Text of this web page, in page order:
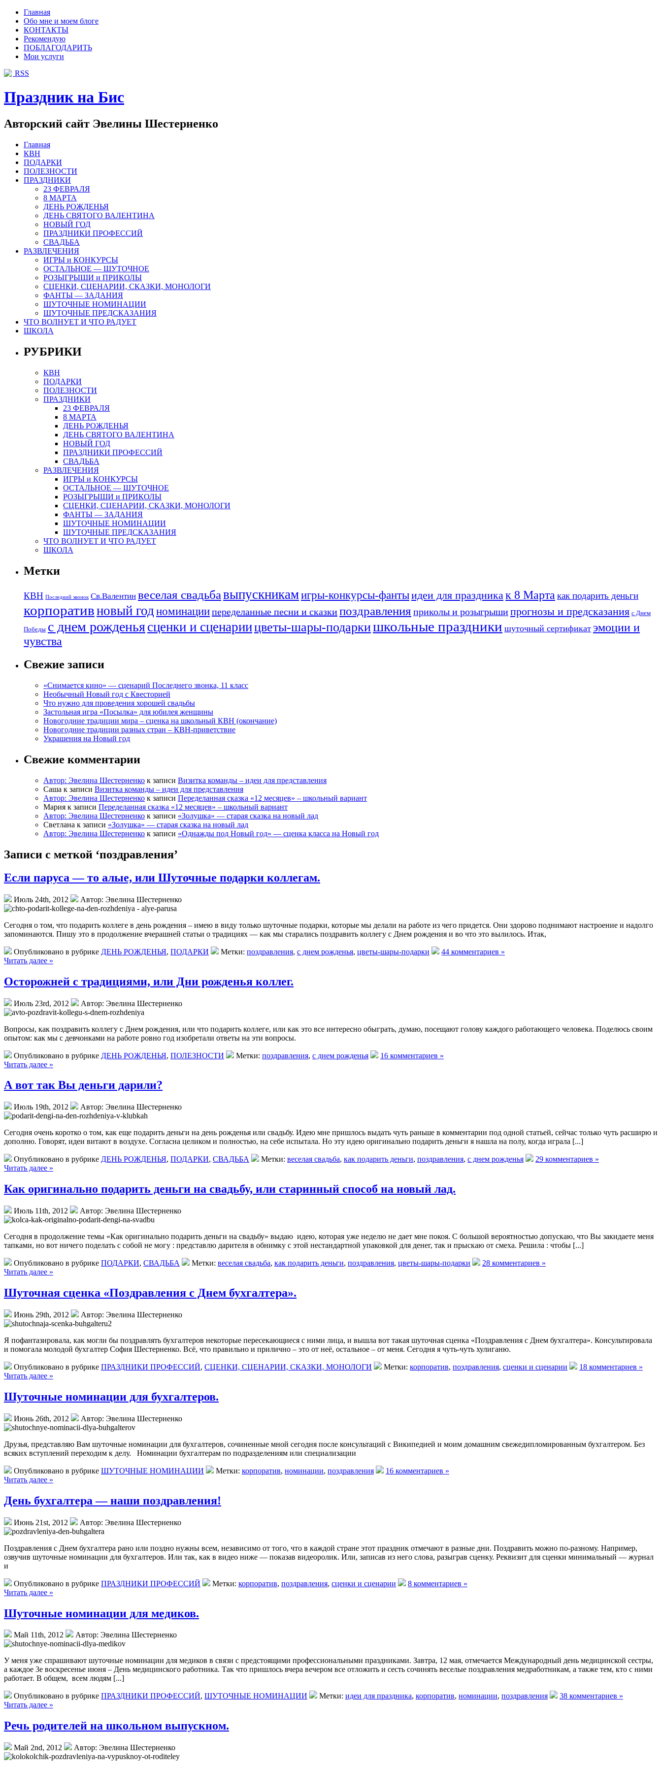
Главная
Обо мне и моем блоге
КОНТАКТЫ
Рекомендую
ПОБЛАГОДАРИТЬ
Мои услуги
RSS
Праздник на Бис
Авторский сайт Эвелины Шестерненко
Главная
КВН
ПОДАРКИ
ПОЛЕЗНОСТИ
ПРАЗДНИКИ
23 ФЕВРАЛЯ
8 МАРТА
ДЕНЬ РОЖДЕНЬЯ
ДЕНЬ СВЯТОГО ВАЛЕНТИНА
НОВЫЙ ГОД
ПРАЗДНИКИ ПРОФЕССИЙ
СВАДЬБА
РАЗВЛЕЧЕНИЯ
ИГРЫ и КОНКУРСЫ
ОСТАЛЬНОЕ — ШУТОЧНОЕ
РОЗЫГРЫШИ и ПРИКОЛЫ
СЦЕНКИ, СЦЕНАРИИ, СКАЗКИ, МОНОЛОГИ
ФАНТЫ — ЗАДАНИЯ
ШУТОЧНЫЕ НОМИНАЦИИ
ШУТОЧНЫЕ ПРЕДСКАЗАНИЯ
ЧТО ВОЛНУЕТ И ЧТО РАДУЕТ
ШКОЛА
РУБРИКИ
КВН
ПОДАРКИ
ПОЛЕЗНОСТИ
ПРАЗДНИКИ
23 ФЕВРАЛЯ
8 МАРТА
ДЕНЬ РОЖДЕНЬЯ
ДЕНЬ СВЯТОГО ВАЛЕНТИНА
НОВЫЙ ГОД
ПРАЗДНИКИ ПРОФЕССИЙ
СВАДЬБА
РАЗВЛЕЧЕНИЯ
ИГРЫ и КОНКУРСЫ
ОСТАЛЬНОЕ — ШУТОЧНОЕ
РОЗЫГРЫШИ и ПРИКОЛЫ
СЦЕНКИ, СЦЕНАРИИ, СКАЗКИ, МОНОЛОГИ
ФАНТЫ — ЗАДАНИЯ
ШУТОЧНЫЕ НОМИНАЦИИ
ШУТОЧНЫЕ ПРЕДСКАЗАНИЯ
ЧТО ВОЛНУЕТ И ЧТО РАДУЕТ
ШКОЛА
Метки
КВН Последний звонок Св.Валентин веселая свадьбавыпускникамигры-конкурсы-фантыидеи для праздникак 8 Мартакак подарить деньги
корпоративновый годноминациипеределанные песни и сказкипоздравления приколы и розыгрышипрогнозы и предсказания с Днем
Победы с днем рожденьясценки и сценариицветы-шары-подаркишкольные праздники шуточный сертификат эмоции и
чувства
Свежие записи
«Снимается кино» — сценарий Последнего звонка, 11 класс
Необычный Новый год с Квесторией
Что нужно для проведения хорошей свадьбы
Застольная игра «Посылка» для юбилея женщины
Новогодние традиции мира – сценка на школьный КВН (окончание)
Новогодние традиции разных стран – КВН-приветствие
Украшения на Новый год
Свежие комментарии
Автор: Эвелина Шестерненко к записи Визитка команды – идеи для представления
Саша к записи Визитка команды – идеи для представления
Автор: Эвелина Шестерненко к записи Переделанная сказка «12 месяцев» – школьный вариант
Мария к записи Переделанная сказка «12 месяцев» – школьный вариант
Автор: Эвелина Шестерненко к записи «Золушка» — старая сказка на новый лад
Светлана к записи «Золушка» — старая сказка на новый лад
Автор: Эвелина Шестерненко к записи «Однажды под Новый год» — сценка класса на Новый год
Записи с меткой ‘поздравления’
Если паруса — то алые, или Шуточные подарки коллегам.
Июль 24th, 2012 Автор: Эвелина Шестерненко
Сегодня о том, что подарить коллеге в день рождения – имею в виду только шуточные подарки, которые мы делали на работе из чего придется. Они здорово поднимают настроение и надолго
запоминаются. Пишу это в продолжение вчерашней статьи о традициях — как мы старались поздравить коллегу с Днем рождения и во что это вылилось. Итак,
Опубликовано в рубрике ДЕНЬ РОЖДЕНЬЯ, ПОДАРКИ Метки: поздравления, с днем рожденья, цветы-шары-подарки
44 комментариев »
Читать далее »
Осторожней с традициями, или Дни рожденья коллег.
Июль 23rd, 2012 Автор: Эвелина Шестерненко
Вопросы, как поздравить коллегу с Днем рождения, или что подарить коллеге, или как это все интересно обыграть, думаю, посещают голову каждого работающего человека. Поделюсь своим
опытом: как мы с девчонками на работе ровно год изобретали ответы на эти вопросы.
Опубликовано в рубрике ДЕНЬ РОЖДЕНЬЯ, ПОЛЕЗНОСТИ Метки: поздравления, с днем рожденья
16 комментариев »
Читать далее »
А вот так Вы деньги дарили?
Июль 19th, 2012 Автор: Эвелина Шестерненко
Сегодня очень коротко о том, как еще подарить деньги на день рожденья или свадьбу. Идею мне пришлось выдать чуть раньше в комментарии под одной статьей, сейчас только чуть расширю и
дополню. Говорят, идеи витают в воздухе. Согласна целиком и полностью, на себе испытала. Но эту идею оригинально подарить деньги я нашла на полу, когда играла [...]
Опубликовано в рубрике ДЕНЬ РОЖДЕНЬЯ, ПОДАРКИ, СВАДЬБА Метки: веселая свадьба, как подарить деньги, поздравления, с днем рожденья
29 комментариев »
Читать далее »
Как оригинально подарить деньги на свадьбу, или старинный способ на новый лад.
Июль 11th, 2012 Автор: Эвелина Шестерненко
Сегодня в продолжение темы «Как оригинально подарить деньги на свадьбу» выдаю идею, которая уже неделю не дает мне покоя. С большой вероятностью допускаю, что Вы закидаете меня
тапками, но вот ничего поделать с собой не могу : представлю дарителя в обнимку с этой нестандартной упаковкой для денег, так и прыскаю от смеха. Решила : чтобы [...]
Опубликовано в рубрике ПОДАРКИ, СВАДЬБА Метки: веселая свадьба, как подарить деньги, поздравления, цветы-шары-подарки
28 комментариев »
Читать далее »
Шуточная сценка «Поздравления с Днем бухгалтера».
Июнь 29th, 2012 Автор: Эвелина Шестерненко
Я пофантазировала, как могли бы поздравлять бухгалтеров некоторые пересекающиеся с ними лица, и вышла вот такая шуточная сценка «Поздравления с Днем бухгалтера». Консультировала
и помогала молодой бухгалтер София Шестерненко. Всё, что правильно и прилично – это от неё, остальное – от меня. Сегодня я чуть-чуть хулиганю.
Опубликовано в рубрике ПРАЗДНИКИ ПРОФЕССИЙ, СЦЕНКИ, СЦЕНАРИИ, СКАЗКИ, МОНОЛОГИ Метки: корпоратив, поздравления, сценки и сценарии
18 комментариев »
Читать далее »
Шуточные номинации для бухгалтеров.
Июнь 26th, 2012 Автор: Эвелина Шестерненко
Друзья, представляю Вам шуточные номинации для бухгалтеров, сочиненные мной сегодня после консультаций с Википедией и моим домашним свежедипломированным бухгалтером. Без
всяких вступлений переходим к делу. Номинации бухгалтерам по подразделениям или специализации
Опубликовано в рубрике ШУТОЧНЫЕ НОМИНАЦИИ Метки: корпоратив, номинации, поздравления
16 комментариев »
Читать далее »
День бухгалтера — наши поздравления!
Июнь 21st, 2012 Автор: Эвелина Шестерненко
Поздравления с Днем бухгалтера рано или поздно нужны всем, независимо от того, что в каждой стране этот праздник отмечают в разные дни. Поздравить можно по-разному. Например,
озвучив шуточные номинации для бухгалтеров. Или так, как в видео ниже — показав видеоролик. Или, записав из него слова, разыграв сценку. Реквизит для сценки минимальный — журнал
и
Опубликовано в рубрике ПРАЗДНИКИ ПРОФЕССИЙ Метки: корпоратив, поздравления, сценки и сценарии
8 комментариев »
Читать далее »
Шуточные номинации для медиков.
Май 11th, 2012 Автор: Эвелина Шестерненко
У меня уже спрашивают шуточные номинации для медиков в связи с предстоящими профессиональными праздниками. Завтра, 12 мая, отмечается Международный день медицинской сестры,
а каждое 3е воскресенье июня – День медицинского работника. Так что пришлось вчера вечером все отложить и сесть сочинять веселые поздравления медработникам, а также тем, кто с ними
работает. В общем, всем людям [...]
Опубликовано в рубрике ПРАЗДНИКИ ПРОФЕССИЙ, ШУТОЧНЫЕ НОМИНАЦИИ Метки: идеи для праздника, корпоратив, номинации, поздравления
38 комментариев »
Читать далее »
Речь родителей на школьном выпускном.
Май 2nd, 2012 Автор: Эвелина Шестерненко